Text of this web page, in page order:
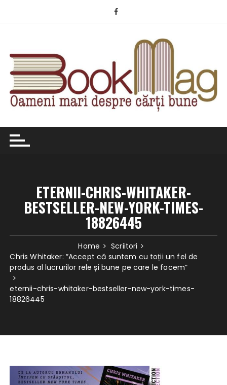
ETERNII-CHRIS-WHITAKER-
BESTSELLER-NEW-YORK-TIMES-
18826445
Home
Scriitori
Chris Whitaker: ”Accept că suntem cu toții un fel de
produs al lucrurilor rele și bune pe care le facem”
eternii-chris-whitaker-bestseller-new-york-times-
18826445